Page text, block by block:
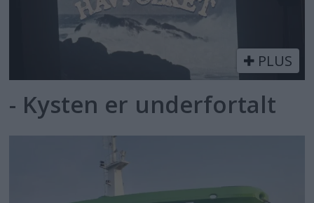
PLUS
- Kysten er underfortalt